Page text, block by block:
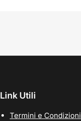
Link Utili
Termini e Condizioni